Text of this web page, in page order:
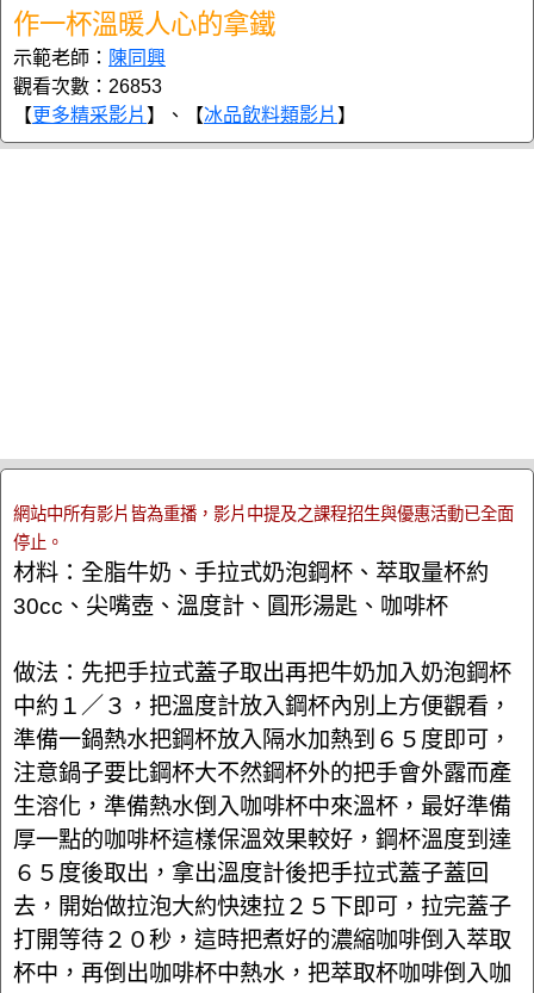
作一杯溫暖人心的拿鐵
示範老師： 陳同興
觀看次數：26853
【更多精采影片 】、【冰品飲料類影片 】
網站中所有影片皆為重播，影片中提及之課程招生與優惠活動已全面
停止。
材料：全脂牛奶、手拉式奶泡鋼杯、萃取量杯約
30cc、尖嘴壺、溫度計、圓形湯匙、咖啡杯
做法：先把手拉式蓋子取出再把牛奶加入奶泡鋼杯
中約１／３，把溫度計放入鋼杯內別上方便觀看，
準備一鍋熱水把鋼杯放入隔水加熱到６５度即可，
注意鍋子要比鋼杯大不然鋼杯外的把手會外露而產
生溶化，準備熱水倒入咖啡杯中來溫杯，最好準備
厚一點的咖啡杯這樣保溫效果較好，鋼杯溫度到達
６５度後取出，拿出溫度計後把手拉式蓋子蓋回
去，開始做拉泡大約快速拉２５下即可，拉完蓋子
打開等待２０秒，這時把煮好的濃縮咖啡倒入萃取
杯中，再倒出咖啡杯中熱水，把萃取杯咖啡倒入咖